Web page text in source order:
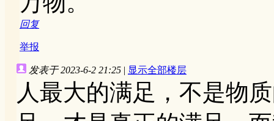
回复
举报
发表于 2023-6-2 21:25 | 显示全部楼层
人最大的满足，不是物